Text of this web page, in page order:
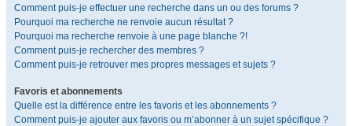
Comment puis-je effectuer une recherche dans un ou des forums ?
Pourquoi ma recherche ne renvoie aucun résultat ?
Pourquoi ma recherche renvoie à une page blanche ?!
Comment puis-je rechercher des membres ?
Comment puis-je retrouver mes propres messages et sujets ?
Favoris et abonnements
Quelle est la différence entre les favoris et les abonnements ?
Comment puis-je ajouter aux favoris ou m’abonner à un sujet spécifique ?